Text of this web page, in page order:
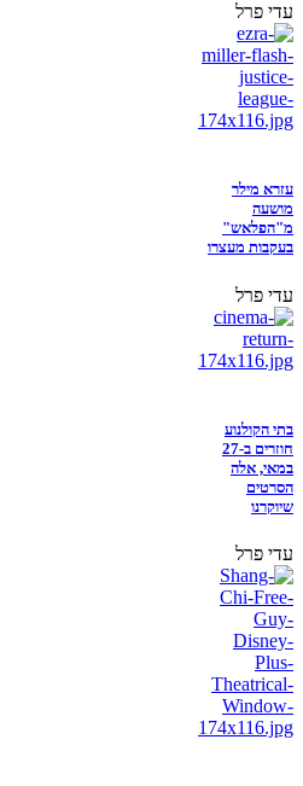
עדי פרל
עזרא מילר
מושעה
מ"הפלאש"
בעקבות מעצרו
עדי פרל
בתי הקולנוע
חוזרים ב-27
במאי, אלה
הסרטים
שיוקרנו
עדי פרל